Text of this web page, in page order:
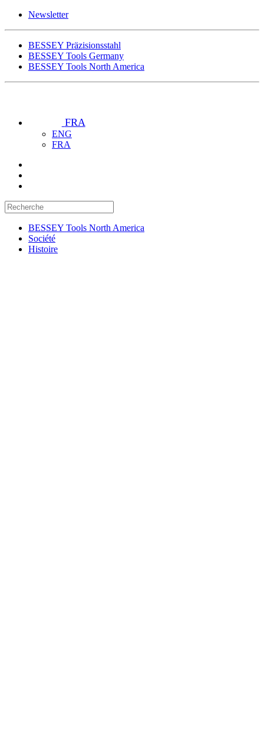
Newsletter
BESSEY Präzisionsstahl
BESSEY Tools Germany
BESSEY Tools North America
FRA
ENG
FRA
BESSEY Tools North America
Société
Histoire